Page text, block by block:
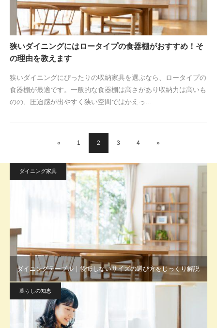
狭いダイニングにはロータイプの食器棚がおすすめ！そ
の理由を教えます
狭いダイニングにぴったりの収納家具を選ぶなら、ロータイプの
食器棚が最適です。一般的な食器棚は高さがあり収納力は高いも
のの、圧迫感が出やすく狭い空間ではかえっ…
« 1 2 3 4 »
ダイニング家具
ダイニングテーブル｜後悔しないサイズの選び方をじっくり解説
暮らしの知恵